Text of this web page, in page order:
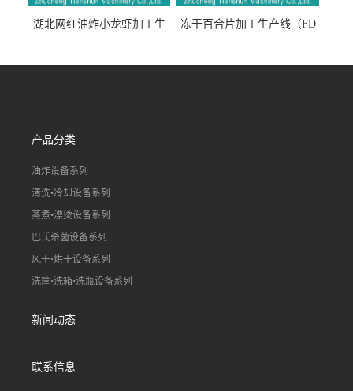
湖北网红油炸小龙虾加工生
线）
冻干百合片加工生产线（FD
线）
产品分类
油炸设备系列
清洗•冷却设备系列
蒸煮•漂烫设备系列
巴氏杀菌设备系列
风干•烘干设备系列
洗筐•洗箱•洗瓶设备系列
新闻动态
联系信息